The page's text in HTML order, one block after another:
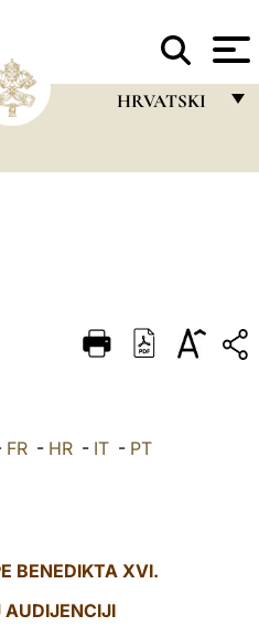
HRVATSKI
DEUTSCH
العربيّة FR- HR- IT- PT
BENEDIKTA XVI.
AUDIJENCIJI